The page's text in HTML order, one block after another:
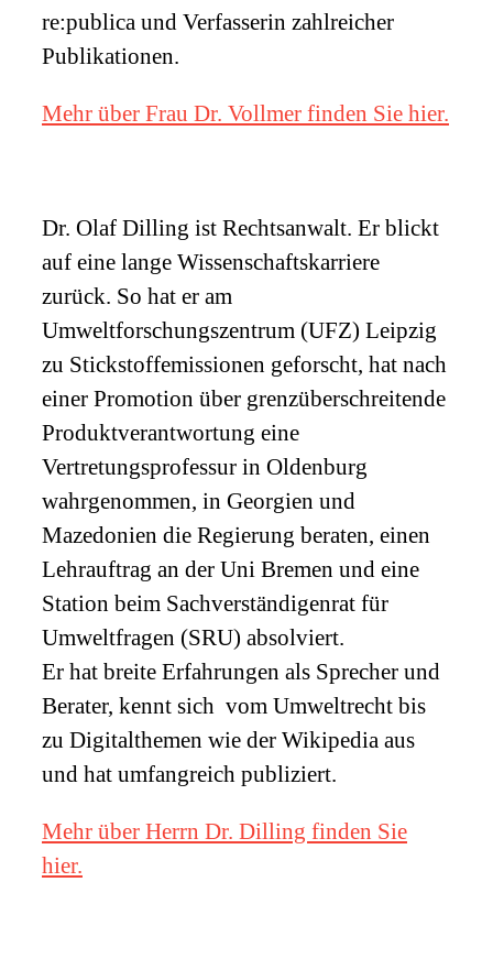
re:publica und Verfasserin zahlreicher
Publikationen.
Mehr über Frau Dr. Vollmer finden Sie hier.
Dr. Olaf Dilling ist Rechtsanwalt. Er blickt
auf eine lange Wissenschaftskarriere
zurück. So hat er am
Umweltforschungszentrum (UFZ) Leipzig
zu Stickstoffemissionen geforscht, hat nach
einer Promotion über grenzüberschreitende
Produktverantwortung eine
Vertretungsprofessur in Oldenburg
wahrgenommen, in Georgien und
Mazedonien die Regierung beraten, einen
Lehrauftrag an der Uni Bremen und eine
Station beim Sachverständigenrat für
Umweltfragen (SRU) absolviert.
Er hat breite Erfahrungen als Sprecher und
Berater, kennt sich vom Umweltrecht bis
zu Digitalthemen wie der Wikipedia aus
und hat umfangreich publiziert.
Mehr über Herrn Dr. Dilling finden Sie
hier.